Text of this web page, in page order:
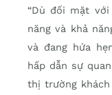
“Dù đối mặt
năng và khả
và đang hứa
hấp dẫn sự
thị trường